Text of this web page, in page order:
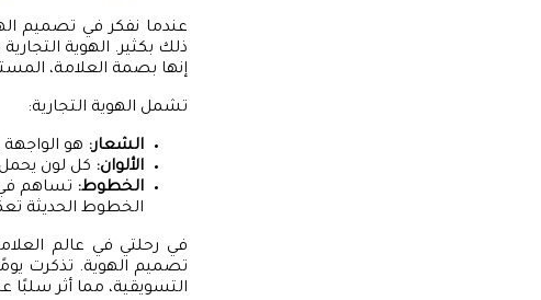
عندما نفكر في تصميم
ذلك بكثير. الهوية
إنها بصمة العلامة،
تشمل الهوية التجارية:
الشعار: هو الواجهة
الألوان: كل لون يحمل
الخطوط: تساهم في
الخطوط الحديثة
في رحلتي في عالم
تصميم الهوية. تذكرت
التسويقية، مما أثر سلبًا